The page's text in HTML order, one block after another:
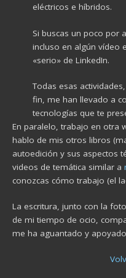
eléctricos e híbridos.
Si buscas un poco por
incluso en algún vídeo
«serio» de LinkedIn.
Todas esas
fin, me han llevado a
tecnologías que te
En paralelo, trabajo en otra
hablo de mis otros libros
autoedición y sus aspectos
videos de temática similar a
conozcas cómo trabajo (el
La escritura, junto con la
de mi tiempo de ocio,
me ha aguantado y